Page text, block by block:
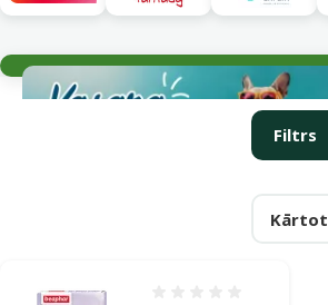
Filtrs
Produkti kategorijā Nomierinoši līdzekļi